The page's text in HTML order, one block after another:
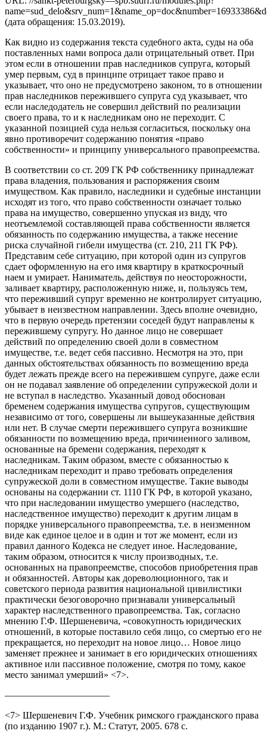
(дата обращения: 15.03.2019).
Как видно из содержания текста судебного акта, суды на оба
поставленных нами вопроса дали отрицательный ответ. При
этом если в отношении прав наследников супруга, который
умер первым, суд в принципе отрицает такое право и
указывает, что оно не предусмотрено законом, то в отношении
прав наследников пережившего супруга суд указывает, что
если наследодатель не совершил действий по реализации
своего права, то и к наследникам оно не переходит. С
указанной позицией суда нельзя согласиться, поскольку она
явно противоречит содержанию понятия «право
собственности» и принципу универсального правопреемства.
В соответствии со ст. 209 ГК РФ собственнику принадлежат
права владения, пользования и распоряжения своим
имуществом. Как правило, наследники и судебные инстанции
исходят из того, что право собственности означает только
права на имущество, совершенно упуская из виду, что
неотъемлемой составляющей права собственности является
обязанность по содержанию имущества, а также несение
риска случайной гибели имущества (ст. 210, 211 ГК РФ).
Представим себе ситуацию, при которой один из супругов
сдает оформленную на его имя квартиру в краткосрочный
наем и умирает. Наниматель, действуя по неосторожности,
заливает квартиру, расположенную ниже, и, пользуясь тем,
что переживший супруг временно не контролирует ситуацию,
убывает в неизвестном направлении. Здесь вполне очевидно,
что в первую очередь претензии соседей будут направлены к
пережившему супругу. Но данное лицо не совершает
действий по определению своей доли в совместном
имуществе, т.е. ведет себя пассивно. Несмотря на это, при
данных обстоятельствах обязанность по возмещению вреда
будет лежать прежде всего на пережившем супруге, даже если
он не подавал заявление об определении супружеской доли и
не вступал в наследство. Указанный довод обоснован
бременем содержания имущества супругов, существующим
независимо от того, совершены ли вышеуказанные действия
или нет. В случае смерти пережившего супруга возникшие
обязанности по возмещению вреда, причиненного заливом,
основанные на бремени содержания, переходят к
наследникам. Таким образом, вместе с обязанностью к
наследникам переходит и право требовать определения
супружеской доли в совместном имуществе. Такие выводы
основаны на содержании ст. 1110 ГК РФ, в которой указано,
что при наследовании имущество умершего (наследство,
наследственное имущество) переходит к другим лицам в
порядке универсального правопреемства, т.е. в неизменном
виде как единое целое и в один и тот же момент, если из
правил данного Кодекса не следует иное. Наследование,
таким образом, относится к числу производных, т.е.
основанных на правопреемстве, способов приобретения прав
и обязанностей. Авторы как дореволюционного, так и
советского периода развития национальной цивилистики
практически безоговорочно признавали универсальный
характер наследственного правопреемства. Так, согласно
мнению Г.Ф. Шершеневича, «совокупность юридических
отношений, в которые поставило себя лицо, со смертью его не
прекращается, но переходит на новое лицо… Новое лицо
заменяет прежнее и занимает в его юридических отношениях
активное или пассивное положение, смотря по тому, какое
место занимал умерший» <7>.
———————————
<7> Шершеневич Г.Ф. Учебник римского гражданского права
(по изданию 1907 г.). М.: Статут, 2005. 678 с.